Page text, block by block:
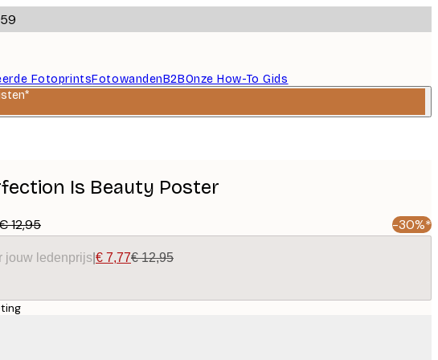
FotoprintsFotowandenB2BOnze How-To Gids
Is Beauty Poster
12,95 -30%*
jouw ledenprijs € 7,77€ 12,95